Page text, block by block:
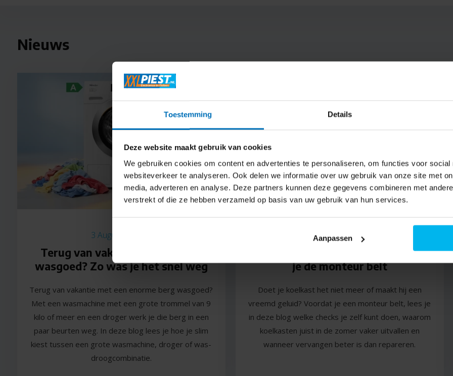
Toestemming Details
Deze website maakt gebruik van cookies
We gebruiken cookies om content en advertenties te personaliseren, om functies voor social
websiteverkeer te analyseren. Ook delen we informatie over uw gebruik van onze site met
media, adverteren en analyse. Deze partners kunnen deze gegevens combineren met
verstrekt of die ze hebben verzameld op basis van uw gebruik van hun services.
Aanpassen
TP-Link Deco X50-Outdoor -
Direct beschikbaar Informeer naar de beschikbaarheid
249,-
Nieuws
3 Augustus 2026
Terug van vakantie met bergen
wasgoed? Zo was je het snel weg
Terug van vakantie met een enorme berg wasgoed?
Met een wasmachine met een grote trommel van 9
kilo of meer en een droger werk je die berg in een
paar beurten weg. In deze blog lees je hoe je slim
kiest tussen een grote wasmachine, droger of was-
droogcombinatie.
16 Juli 2026
Koelkast kapot? Check dit voordat
je de monteur belt
Doet je koelkast het niet meer of maakt hij een
vreemd geluid? Voordat je een monteur belt, lees je
in deze blog welke checks je zelf kunt doen, waarom
koelkasten juist in de zomer vaker uitvallen en
wanneer vervangen beter is dan repareren.